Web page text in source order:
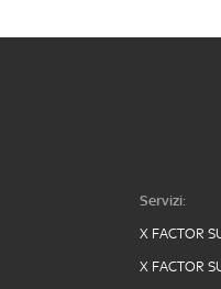
Servizi:
X FACTOR
X FACTOR